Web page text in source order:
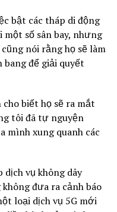
bật các tháp di động
số sân bay, nhưng
nói rằng họ sẽ làm
bang để giải quyết
biết họ sẽ ra mắt
tôi đã tự nguyện
mình xung quanh các
dịch vụ không dây
đưa ra cảnh báo
loại dịch vụ 5G mới